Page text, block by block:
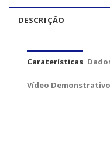
DESCRIÇÃO
Caraterísticas
Vídeo Demonstrativo